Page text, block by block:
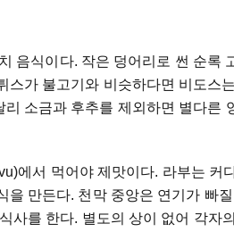
음식이다. 작은 덩어리로 썬 순록
스가 불고기와 비슷하다면 비도스
소금과 후추를 제외하면 별다른
에서 먹어야 제맛이다. 라부는 커
을 만든다. 천막 중앙은 연기가 빠
사를 한다. 별도의 상이 없어 각자